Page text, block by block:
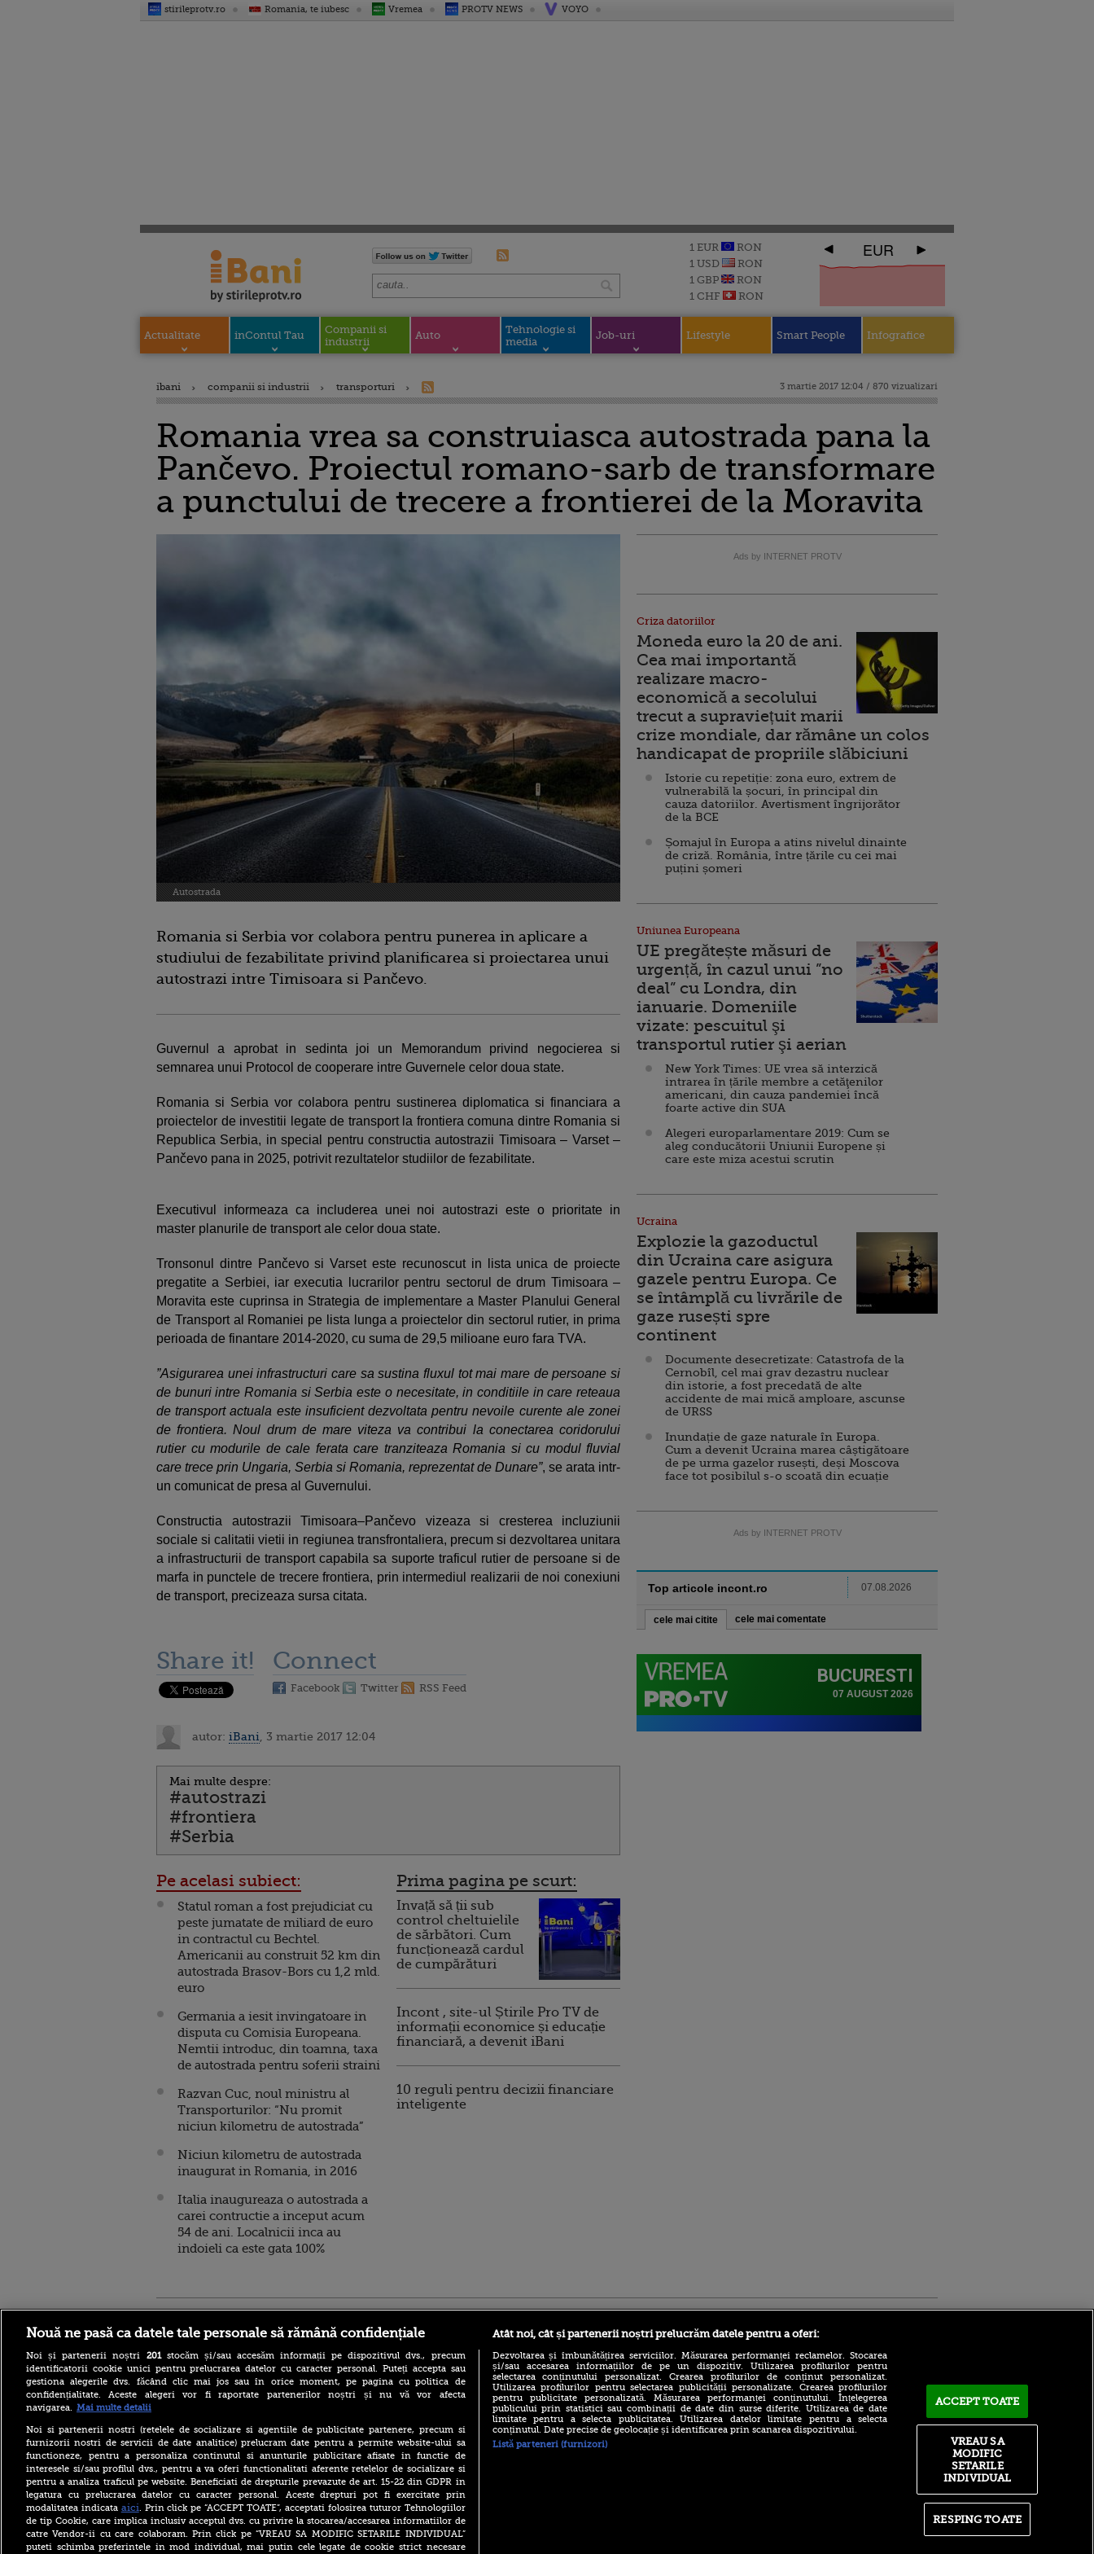
stirileprotv.ro Romania, te iubesc Vremea PROTV NEWS VOYO
1 EUR
RON
1 USD
RON
1 GBP
RON
1 CHF
RON
EUR
Actualitate inContul Tau
Companii si
industrii
Auto
Tehnologie si
media
Job-uri Lifestyle Smart People Infografice
ibani companii si industrii transporturi 3 martie 2017 12:04 / 870 vizualizari
Romania vrea sa construiasca autostrada pana la
Pančevo. Proiectul romano-sarb de transformare
a punctului de trecere a frontierei de la Moravita
Autostrada
Romania si Serbia vor colabora pentru punerea in aplicare a
studiului de fezabilitate privind planificarea si proiectarea unui
autostrazi intre Timisoara si Pančevo.
Guvernul a aprobat in sedinta joi un Memorandum privind negocierea si
semnarea unui Protocol de cooperare intre Guvernele celor doua state.
Romania si Serbia vor colabora pentru sustinerea diplomatica si financiara a
proiectelor de investitii legate de transport la frontiera comuna dintre Romania si
Republica Serbia, in special pentru constructia autostrazii Timisoara – Varset –
Pančevo pana in 2025, potrivit rezultatelor studiilor de fezabilitate.
Executivul informeaza ca includerea unei noi autostrazi este o prioritate in
master planurile de transport ale celor doua state.
Tronsonul dintre Pančevo si Varset este recunoscut in lista unica de proiecte
pregatite a Serbiei, iar executia lucrarilor pentru sectorul de drum Timisoara –
Moravita este cuprinsa in Strategia de implementare a Master Planului General
de Transport al Romaniei pe lista lunga a proiectelor din sectorul rutier, in prima
perioada de finantare 2014-2020, cu suma de 29,5 milioane euro fara TVA.
”Asigurarea unei infrastructuri care sa sustina fluxul tot mai mare de persoane si
de bunuri intre Romania si Serbia este o necesitate, in conditiile in care reteaua
de transport actuala este insuficient dezvoltata pentru nevoile curente ale zonei
de frontiera. Noul drum de mare viteza va contribui la conectarea coridorului
rutier cu modurile de cale ferata care tranziteaza Romania si cu modul fluvial
care trece prin Ungaria, Serbia si Romania, reprezentat de Dunare”, se arata intr-
un comunicat de presa al Guvernului.
Constructia autostrazii Timisoara–Pančevo vizeaza si cresterea incluziunii
sociale si calitatii vietii in regiunea transfrontaliera, precum si dezvoltarea unitara
a infrastructurii de transport capabila sa suporte traficul rutier de persoane si de
marfa in punctele de trecere frontiera, prin intermediul realizarii de noi conexiuni
de transport, precizeaza sursa citata.
Share it! Connect
Facebook Twitter RSS Feed
autor: iBani , 3 martie 2017 12:04
Mai multe despre:
#autostrazi
#frontiera
#Serbia
Pe acelasi subiect:
Statul roman a fost prejudiciat cu
peste jumatate de miliard de euro
in contractul cu Bechtel.
Americanii au construit 52 km din
autostrada Brasov-Bors cu 1,2 mld.
euro
Germania a iesit invingatoare in
disputa cu Comisia Europeana.
Nemtii introduc, din toamna, taxa
de autostrada pentru soferii straini
Razvan Cuc, noul ministru al
Transporturilor: “Nu promit
niciun kilometru de autostrada”
Niciun kilometru de autostrada
inaugurat in Romania, in 2016
Italia inaugureaza o autostrada a
carei contructie a inceput acum
54 de ani. Localnicii inca au
indoieli ca este gata 100%
Prima pagina pe scurt:
Invață să ții sub
control cheltuielile
de sărbători. Cum
funcționează cardul
de cumpărături
Incont , site-ul Știrile Pro TV de
informații economice și educație
financiară, a devenit iBani
10 reguli pentru decizii financiare
inteligente
Ads by INTERNET PROTV
Criza datoriilor
Moneda euro la 20 de ani.
Cea mai importantă
realizare macro-
economică a secolului
trecut a supraviețuit marii
crize mondiale, dar rămâne un colos
handicapat de propriile slăbiciuni
Istorie cu repetiție: zona euro, extrem de
vulnerabilă la șocuri, în principal din
cauza datoriilor. Avertisment îngrijorător
de la BCE
Șomajul în Europa a atins nivelul dinainte
de criză. România, între țările cu cei mai
puțini șomeri
Uniunea Europeana
UE pregătește măsuri de
urgență, în cazul unui ”no
deal” cu Londra, din
ianuarie. Domeniile
vizate: pescuitul şi
transportul rutier şi aerian
New York Times: UE vrea să interzică
intrarea în țările membre a cetăţenilor
americani, din cauza pandemiei încă
foarte active din SUA
Alegeri europarlamentare 2019: Cum se
aleg conducătorii Uniunii Europene și
care este miza acestui scrutin
Ucraina
Explozie la gazoductul
din Ucraina care asigura
gazele pentru Europa. Ce
se întâmplă cu livrările de
gaze rusești spre
continent
Documente desecretizate: Catastrofa de la
Cernobîl, cel mai grav dezastru nuclear
din istorie, a fost precedată de alte
accidente de mai mică amploare, ascunse
de URSS
Inundație de gaze naturale în Europa.
Cum a devenit Ucraina marea câștigătoare
de pe urma gazelor rusești, deși Moscova
face tot posibilul s-o scoată din ecuație
Ads by INTERNET PROTV
Top articole incont.ro 07.08.2026
cele mai citite cele mai comentate
româncă a fost arestată în
Germania pentru spionaj în
favoarea Rusiei
Alerta West Nile: două
persoane au murit, iar
numărul cazurilor a ajuns la
10. Măsurile de protecție
împotriva țânțarilor
Ce le-a spus Donald Trump
donatorilor despre
(P) Descoperă Lumea
Evenimentelor din România
Atmosferă din altă lume la
City pentru 50.000.000€ și a
Nouă ne pasă ca datele tale personale să rămână confidențiale
Noi și partenerii noștri 201stocăm și/sau accesăm informații pe dispozitivul dvs., precum
identificatorii cookie unici pentru prelucrarea datelor cu caracter personal. Puteți accepta sau
gestiona alegerile dvs. făcând clic mai jos sau în orice moment, pe pagina cu politica de
confidențialitate. Aceste alegeri vor fi raportate partenerilor noștri și nu vă vor afecta
navigarea. Mai multe detalii
Noi si partenerii nostri (retelele de socializare si agentiile de publicitate partenere, precum si
furnizorii nostri de servicii de date analitice) prelucram date pentru a permite website-ului sa
functioneze, pentru a personaliza continutul si anunturile publicitare afisate in functie de
interesele si/sau profilul dvs., pentru a va oferi functionalitati aferente retelelor de socializare si
pentru a analiza traficul pe website. Beneficiati de drepturile prevazute de art. 15-22 din GDPR in
legatura cu prelucrarea datelor cu caracter personal. Aceste drepturi pot fi exercitate prin
modalitatea indicata aici. Prin click pe “ACCEPT TOATE”, acceptati folosirea tuturor Tehnologiilor
de tip Cookie, care implica inclusiv acceptul dvs. cu privire la stocarea/accesarea informatiilor de
catre Vendor-ii cu care colaboram. Prin click pe “VREAU SA MODIFIC SETARILE INDIVIDUAL”
puteti schimba preferintele in mod individual, mai putin cele legate de cookie strict necesare
Atât noi, cât și partenerii noștri prelucrăm datele pentru a oferi:
Dezvoltarea și îmbunătățirea serviciilor. Măsurarea performanței reclamelor. Stocarea
și/sau accesarea informațiilor de pe un dispozitiv. Utilizarea profilurilor pentru
selectarea conținutului personalizat. Crearea profilurilor de conținut personalizat.
Utilizarea profilurilor pentru selectarea publicității personalizate. Crearea profilurilor
pentru publicitate personalizată. Măsurarea performanței conținutului. Înțelegerea
publicului prin statistici sau combinații de date din surse diferite. Utilizarea de date
limitate pentru a selecta publicitatea. Utilizarea datelor limitate pentru a selecta
conținutul. Date precise de geolocație și identificarea prin scanarea dispozitivului.
Listă parteneri (furnizori)
ACCEPT TOATE
RESPING TOATE
VREAU SA
MODIFIC
SETARILE
INDIVIDUAL